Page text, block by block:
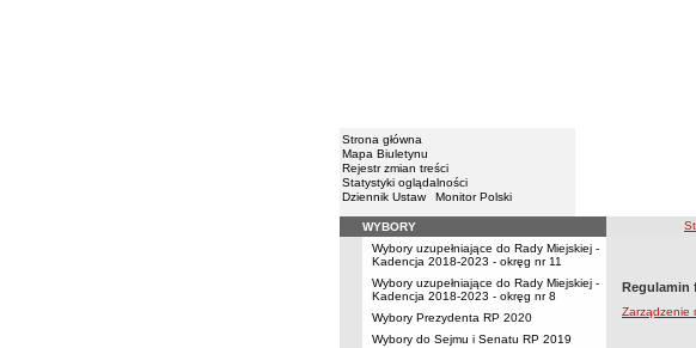
Strona główna
Mapa Biuletynu
Rejestr zmian treści
Statystyki oglądalności
Dziennik Ustaw
Monitor Polski
Menu
WYBORY
Wybory uzupełniające do Rady Miejskiej -
Kadencja 2018-2023 - okręg nr 11
Wybory uzupełniające do Rady Miejskiej -
Kadencja 2018-2023 - okręg nr 8
Wybory Prezydenta RP 2020
Wybory do Sejmu i Senatu RP 2019
Regulamin
Zarządzenie